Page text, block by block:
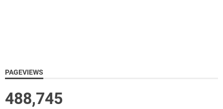
PAGEVIEWS
488,745